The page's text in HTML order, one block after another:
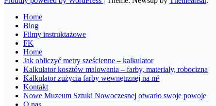
Home
Blog
Filmy instruktażowe
FK
Home
Jak obliczyć metry sześcienne – kalkulator
Kalkulator kosztów malowania – farby, materiały, robocizna
Kalkulator zużycia farby wewnętrznej na m²
Kontakt
Nowe Muzeum Sztuki Nowoczesnej otwarło swoje powoje